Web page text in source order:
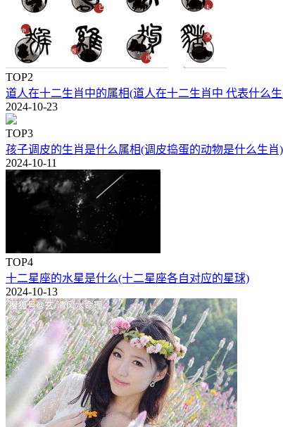
TOP2
道人在十二生肖中的属相(道人在十二生肖中 代表什么
2024-10-23
TOP3
孩子调皮的生肖是什么属相(调皮捣蛋的动物是什么生肖)
2024-10-11
TOP4
十二星座的水星是什么(十二星座各自对应的星球)
2024-10-13